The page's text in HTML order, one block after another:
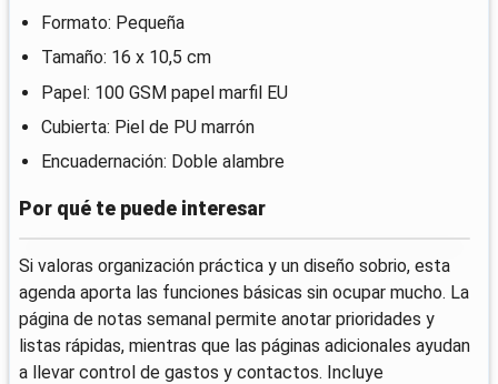
Formato: Pequeña
Tamaño: 16 x 10,5 cm
Papel: 100 GSM papel marfil EU
Cubierta: Piel de PU marrón
Encuadernación: Doble alambre
Por qué te puede interesar
Si valoras organización práctica y un diseño sobrio, esta
agenda aporta las funciones básicas sin ocupar mucho. La
página de notas semanal permite anotar prioridades y
listas rápidas, mientras que las páginas adicionales ayudan
a llevar control de gastos y contactos. Incluye